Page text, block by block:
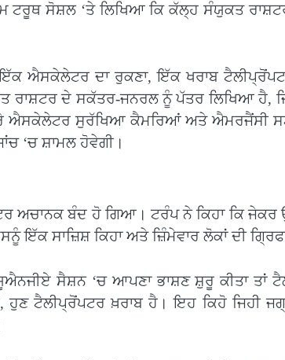
ਟਰੂਥ ਸੋਸ਼ਲ ‘ਤੇ ਲਿਖਿਆ ਕਿ ਕੱਲ੍ਹ ਸੰਯੁਕਤ
ਇੱਕ ਐਸਕੇਲੇਟਰ ਦਾ ਰੁਕਣਾ, ਇੱਕ ਖਰਾਬ
ਰਾਸ਼ਟਰ ਦੇ ਸਕੱਤਰ-ਜਨਰਲ ਨੂੰ ਪੱਤਰ ਲਿਖਿਆ ਹੈ,
ਐਸਕੇਲੇਟਰ ਸੁਰੱਖਿਆ ਕੈਮਰਿਆਂ ਅਤੇ ਐਮਰਜੈਂਸੀ
‘ਚ ਸ਼ਾਮਲ ਹੋਵੇਗੀ।
ਅਚਾਨਕ ਬੰਦ ਹੋ ਗਿਆ। ਟਰੰਪ ਨੇ ਕਿਹਾ ਕਿ
ਇੱਕ ਸਾਜ਼ਿਸ਼ ਕਿਹਾ ਅਤੇ ਜ਼ਿੰਮੇਵਾਰ ਲੋਕਾਂ ਦੀ
ਸੈਸ਼ਨ ‘ਚ ਆਪਣਾ ਭਾਸ਼ਣ ਸ਼ੁਰੂ ਕੀਤਾ ਤਾਂ
ਹੁਣ ਟੈਲੀਪ੍ਰੋਂਪਟਰ ਖ਼ਰਾਬ ਹੈ। ਇਹ ਕਿਹੋ ਜਿਹੀ